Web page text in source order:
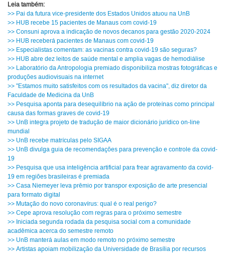
Leia também:
>> Pai da futura vice-presidente dos Estados Unidos atuou na UnB
>> HUB recebe 15 pacientes de Manaus com covid-19
>> Consuni aprova a indicação de novos decanos para gestão 2020-2024
>> HUB receberá pacientes de Manaus com covid-19
>> Especialistas comentam: as vacinas contra covid-19 são seguras?
>> HUB abre dez leitos de saúde mental e amplia vagas de hemodiálise
>> Laboratório da Antropologia premiado disponibiliza mostras fotográficas e
produções audiovisuais na internet
>> "Estamos muito satisfeitos com os resultados da vacina", diz diretor da
Faculdade de Medicina da UnB
>> Pesquisa aponta para desequilíbrio na ação de proteínas como principal
causa das formas graves de covid-19
>> UnB integra projeto de tradução de maior dicionário jurídico on-line
mundial
>> UnB recebe matrículas pelo SIGAA
>> UnB divulga guia de recomendações para prevenção e controle da covid-
19
>> Pesquisa que usa inteligência artificial para frear agravamento da covid-
19 em regiões brasileiras é premiada
>> Casa Niemeyer leva prêmio por transpor exposição de arte presencial
para formato digital
>> Mutação do novo coronavírus: qual é o real perigo?
>> Cepe aprova resolução com regras para o próximo semestre
>> Iniciada segunda rodada da pesquisa social com a comunidade
acadêmica acerca do semestre remoto
>> UnB manterá aulas em modo remoto no próximo semestre
>> Artistas apoiam mobilização da Universidade de Brasília por recursos